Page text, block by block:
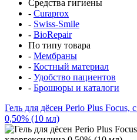
Средства гигиены
- Curaprox
- Swiss-Smile
- BioRepair
По типу товара
- Мембраны
- Костный материал
- Удобство пациентов
- Брошюры и каталоги
Гель для дёсен Perio Plus Focus,
0,50% (10 мл)